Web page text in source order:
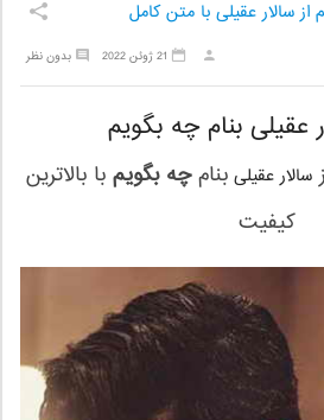
سالار عقیلی با متن کامل
بدون نظر 21 ژوئن 2022
عقیلی بنام چه بگویم
سالار عقیلیبنامچه بگویمبا بالاترین
کیفیت